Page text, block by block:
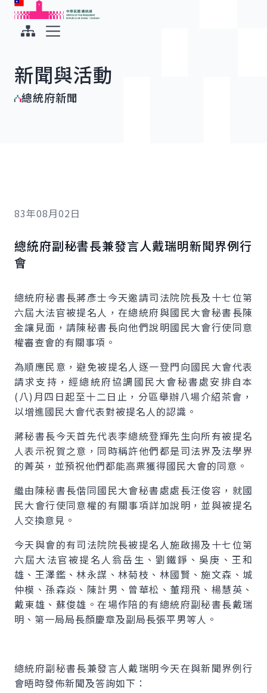
跳到主要內容
中華民國總統府
新聞與活動
總統府新聞
83年08月02日
總統府副秘書長兼發言人戴瑞明新聞界例行
會
總統府秘書長蔣彥士今天邀請司法院院長及十七位第
六屆大法官被提名人，在總統府與國民大會秘書長陳
金讓見面，請陳秘書長向他們說明國民大會行使同意
權審查會的有關事項。
為順應民意，避免被提名人逐一登門向國民大會代表
請求支持，經總統府協調國民大會秘書處安排自本
(八)月四日起至十二日止，分區舉辦八場介紹茶會，
以增進國民大會代表對被提名人的認識。
蔣秘書長今天首先代表李總統登輝先生向所有被提名
人表示祝賀之意，同時稱許他們都是司法界及法學界
的菁英，並預祝他們都能高票獲得國民大會的同意。
繼由陳秘書長偕同國民大會秘書處處長汪俊容，就國
民大會行使同意權的有關事項詳加說明，並與被提名
人交換意見。
今天與會的有司法院院長被提名人施啟揚及十七位第
六屆大法官被提名人翁岳生、劉鐵錚、吳庚、王和
雄、王澤鑑、林永謀、林菊枝、林國賢、施文森、城
仲模、孫森焱、陳計男、曾華松、董翔飛、楊慧英、
戴東雄、蘇俊雄。在場作陪的有總統府副秘書長戴瑞
明、第一局局長顏慶章及副局長張平男等人。
總統府副秘書長兼發言人戴瑞明今天在與新聞界例行
會晤時發佈新聞及答詢如下：